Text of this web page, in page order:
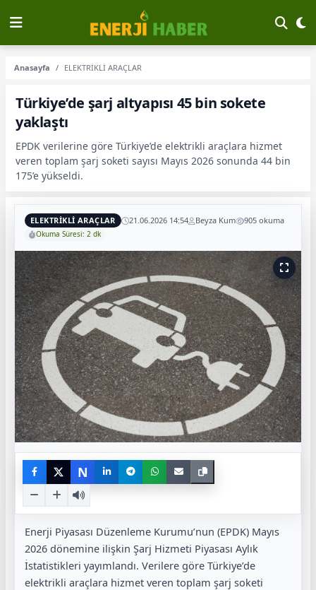
Anasayfa ELEKTRİKLİ ARAÇLAR
Türkiye’de şarj altyapısı 45 bin sokete
yaklaştı
EPDK verilerine göre Türkiye’de elektrikli araçlara hizmet
veren toplam şarj soketi sayısı Mayıs 2026 sonunda 44 bin
175’e yükseldi.
ELEKTRİKLİ ARAÇLAR 21.06.2026 14:54 Beyza Kum 905 okuma
Okuma Süresi: 2 dk
N
Enerji Piyasası Düzenleme Kurumu’nun (EPDK) Mayıs
2026 dönemine ilişkin Şarj Hizmeti Piyasası Aylık
İstatistikleri yayımlandı. Verilere göre Türkiye’de
elektrikli araçlara hizmet veren toplam şarj soketi